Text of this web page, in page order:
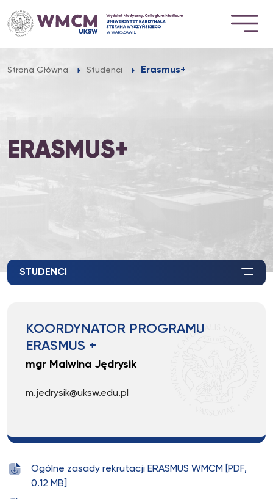
do
treści
Strona Główna Studenci Erasmus+
ERASMUS+
STUDENCI
KOORDYNATOR PROGRAMU
ERASMUS +
mgr Malwina Jędrysik
m.jedrysik@uksw.edu.pl
Ogólne zasady rekrutacji ERASMUS WMCM [PDF,
0.12 MB]